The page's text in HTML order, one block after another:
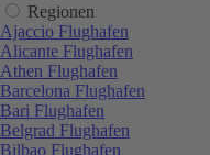
Regionen
Ajaccio Flughafen
Alicante Flughafen
Athen Flughafen
Barcelona Flughafen
Bari Flughafen
Belgrad Flughafen
Bilbao Flughafen